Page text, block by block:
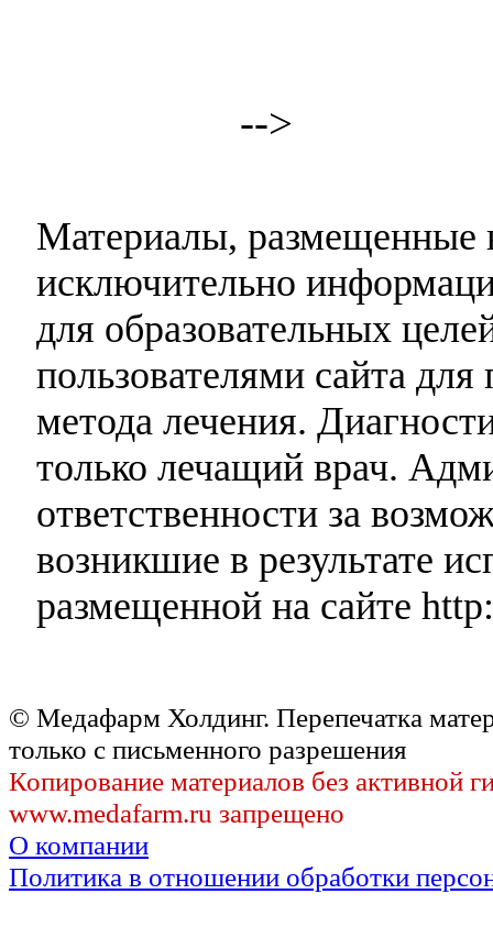
-->
Материалы, размещенные
исключительно
для образовательных
пользователями сайта
метода лечения.
только лечащий врач.
ответственности за
возникшие в результате
размещенной на сайте
© Медафарм Холдинг. Перепечатка
только с письменного разрешения
Копирование материалов без активной
www.medafarm.ru запрещено
О компании
Политика в отношении обработки